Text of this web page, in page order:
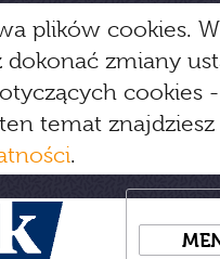
plików cookies.
dokonać zmiany
cookies
temat
.